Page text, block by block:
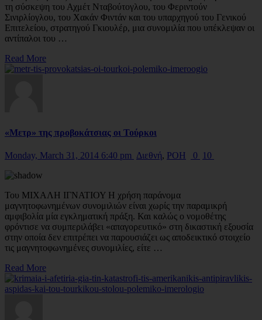
τη σύσκεψη του Αχμέτ Νταβούτογλου, του Φεριντούν
Σινιρλίογλου, του Χακάν Φιντάν και του υπαρχηγού του Γενικού
Επιτελείου, στρατηγού Γκιουλέρ, μια συνομιλία που υπέκλεψαν οι
αντίπαλοι του …
Read More
«Μετρ» της προβοκάτσιας οι Τούρκοι
Monday, March 31, 2014 6:40 pm Διεθνή, ΡΟΗ 0 10
Του ΜΙΧΑΛΗ ΙΓΝΑΤΙΟΥ Η χρήση παράνομα
μαγνητοφωνημένων συνομιλιών είναι χωρίς την παραμικρή
αμφιβολία μία εγκληματική πράξη. Και καλώς ο νομοθέτης
φρόντισε να συμπεριλάβει «απαγορευτικό» στη δικαστική εξουσία
στην οποία δεν επιτρέπει να παρουσιάζει ως αποδεικτικό στοιχείο
τις μαγνητοφωνημένες συνομιλίες, είτε …
Read More